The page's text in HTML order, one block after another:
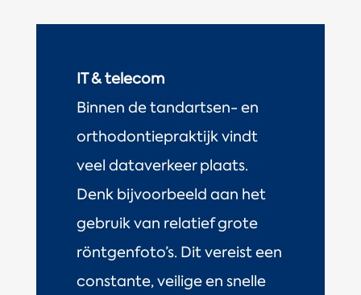
IT & telecom
Binnen de tandartsen- en
orthodontiepraktijk vindt
veel dataverkeer plaats.
Denk bijvoorbeeld aan het
gebruik van relatief grote
röntgenfoto’s. Dit vereist een
constante, veilige en snelle